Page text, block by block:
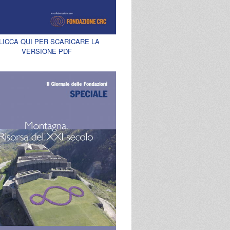
QUI PER SCARICARE LA
VERSIONE PDF